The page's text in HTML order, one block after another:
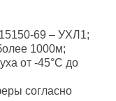
15150-69 – УХЛ1;
1000м;
от -45°С до
согласно